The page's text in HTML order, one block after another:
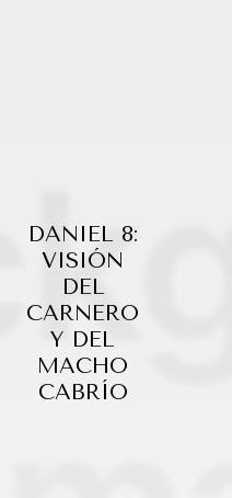
DANIEL 8:
VISIÓN
DEL
CARNERO
Y DEL
MACHO
CABRÍO